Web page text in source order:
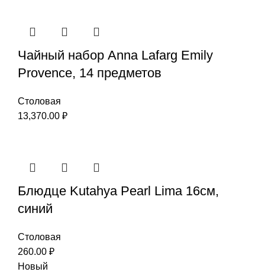
Чайный набор Anna Lafarg Emily
Provence, 14 предметов
Столовая
13,370.00 ₽
Блюдце Kutahya Pearl Lima 16см,
синий
Столовая
260.00 ₽
Новый